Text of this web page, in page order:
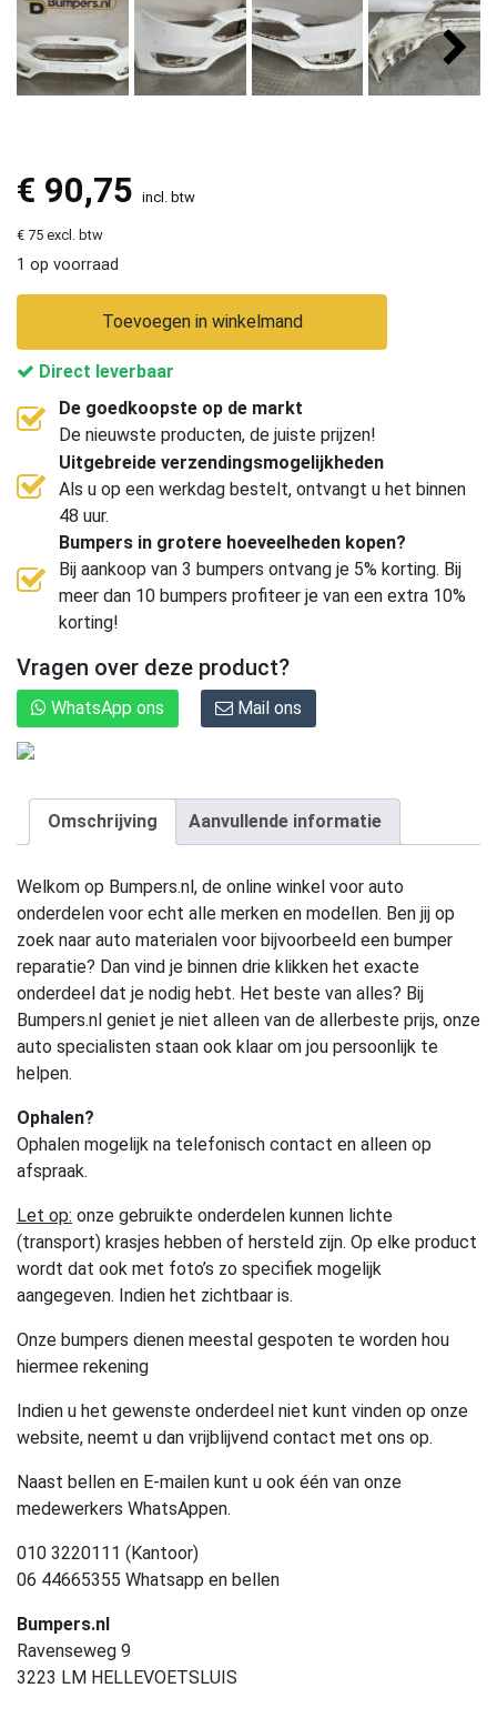
€ 90,75 incl. btw
€ 75 excl. btw
1 op voorraad
Toevoegen in winkelmand
Direct leverbaar
De goedkoopste op de markt
De nieuwste producten, de juiste prijzen!
Uitgebreide verzendingsmogelijkheden
Als u op een werkdag bestelt, ontvangt u het binnen
48 uur.
Bumpers in grotere hoeveelheden kopen?
Bij aankoop van 3 bumpers ontvang je 5% korting. Bij
meer dan 10 bumpers profiteer je van een extra 10%
korting!
Vragen over deze product?
WhatsApp ons Mail ons
Omschrijving Aanvullende informatie
Welkom op Bumpers.nl, de online winkel voor auto
onderdelen voor echt alle merken en modellen. Ben jij op
zoek naar auto materialen voor bijvoorbeeld een bumper
reparatie? Dan vind je binnen drie klikken het exacte
onderdeel dat je nodig hebt. Het beste van alles? Bij
Bumpers.nl geniet je niet alleen van de allerbeste prijs, onze
auto specialisten staan ook klaar om jou persoonlijk te
helpen.
Ophalen?
Ophalen mogelijk na telefonisch contact en alleen op
afspraak.
Let op: onze gebruikte onderdelen kunnen lichte
(transport) krasjes hebben of hersteld zijn. Op elke product
wordt dat ook met foto’s zo specifiek mogelijk
aangegeven. Indien het zichtbaar is.
Onze bumpers dienen meestal gespoten te worden hou
hiermee rekening
Indien u het gewenste onderdeel niet kunt vinden op onze
website, neemt u dan vrijblijvend contact met ons op.
Naast bellen en E-mailen kunt u ook één van onze
medewerkers WhatsAppen.
010 3220111 (Kantoor)
06 44665355 Whatsapp en bellen
Bumpers.nl
Ravenseweg 9
3223 LM HELLEVOETSLUIS